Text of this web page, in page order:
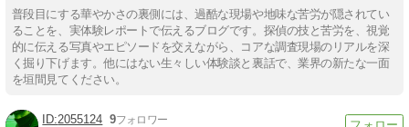
普段目にする華やかさの裏側には、過酷な現場や地味な苦労が隠されてい
ることを、実体験レポートで伝えるブログです。探偵の技と苦労を、視覚
的に伝える写真やエピソードを交えながら、コアな調査現場のリアルを深
く掘り下げます。他にはない生々しい体験談と裏話で、業界の新たな一面
を垣間見てください。
2055124 9